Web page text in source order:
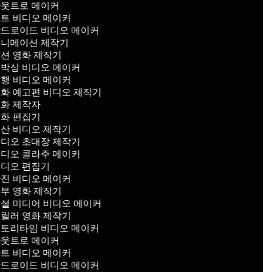
트로 메이커
비디오 메이커
로이드 비디오 메이커
메이션 제작기
영화 제작기
싱 비디오 메이커
비디오 메이커
예고편 비디오 제작기
제작자
편집기
비디오 제작기
오 초대장 제작기
오 콜라주 메이커
오 편집기
비디오 메이커
영화 제작기
미디어 비디오 메이커
러 영화 제작기
리타임 비디오 메이커
트로 메이커
비디오 메이커
로이드 비디오 메이커